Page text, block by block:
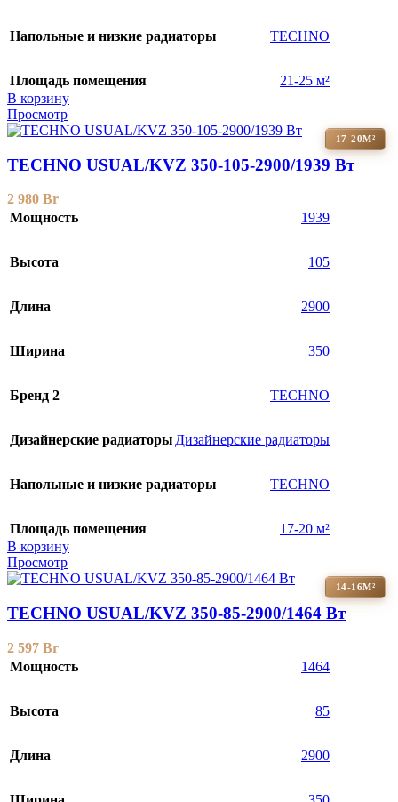
Напольные и низкие радиаторы TECHNO
Площадь помещения
21-25 м²
В корзину
Просмотр
17-20М²
TECHNO USUAL/KVZ 350-105-2900/1939 Вт
2 980 Br
Мощность
1939
Высота 105
Длина 2900
Ширина 350
Бренд 2 TECHNO
Дизайнерские радиаторы Дизайнерские радиаторы
Напольные и низкие радиаторы TECHNO
Площадь помещения
17-20 м²
В корзину
Просмотр
14-16М²
TECHNO USUAL/KVZ 350-85-2900/1464 Вт
2 597 Br
Мощность
1464
Высота 85
Длина 2900